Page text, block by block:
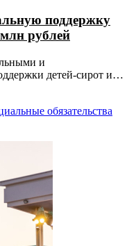
поддержку
рублей
и
детей-сирот и
обязательства